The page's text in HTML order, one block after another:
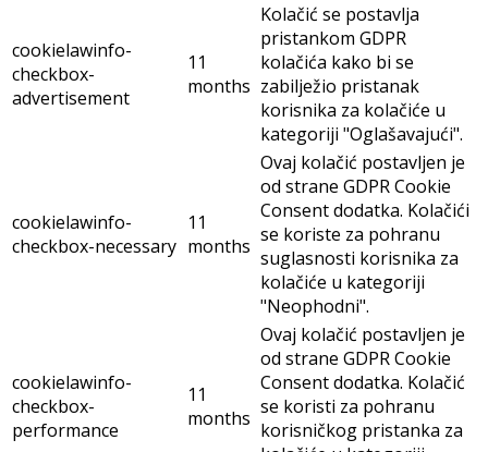
cookielawinfo-
checkbox-
advertisement
11
months
Kolačić se postavlja
pristankom GDPR
kolačića kako bi se
zabilježio pristanak
korisnika za kolačiće u
kategoriji "Oglašavajući".
cookielawinfo-
checkbox-necessary
11
months
Ovaj kolačić postavljen je
od strane GDPR Cookie
Consent dodatka. Kolačići
se koriste za pohranu
suglasnosti korisnika za
kolačiće u kategoriji
"Neophodni".
cookielawinfo-
checkbox-
performance
11
months
Ovaj kolačić postavljen je
od strane GDPR Cookie
Consent dodatka. Kolačić
se koristi za pohranu
korisničkog pristanka za